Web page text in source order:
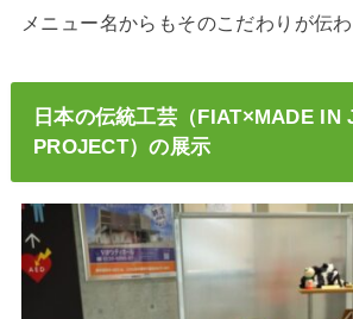
メニュー名からもそのこだわりが伝
日本の伝統工芸（FIAT×MADE IN
PROJECT）の展示